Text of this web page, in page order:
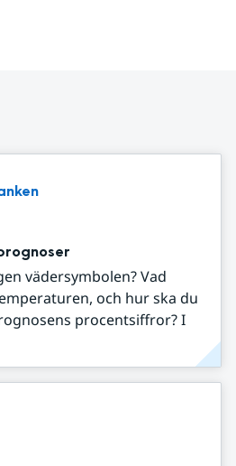
vädersymbolen? Vad
och hur ska du
procentsiffror? I